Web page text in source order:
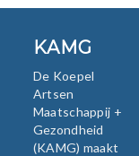
KAMG
De Koepel
Artsen
Maatschappij +
Gezondheid
(KAMG) maakt